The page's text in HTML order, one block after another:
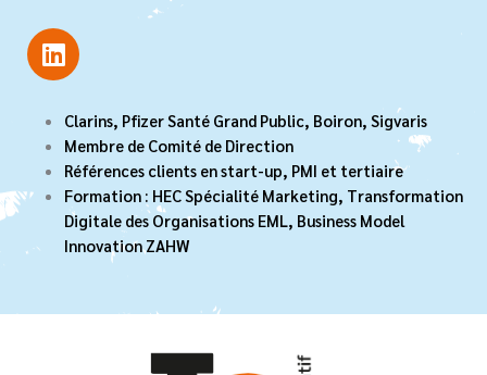
L
i
e
d
n
Clarins, Pfizer Santé Grand Public, Boiron, Sigvaris
Membre de Comité de Direction
Références clients en start-up, PMI et tertiaire
Formation : HEC Spécialité Marketing, Transformation
Digitale des Organisations EML, Business Model
Innovation ZAHW